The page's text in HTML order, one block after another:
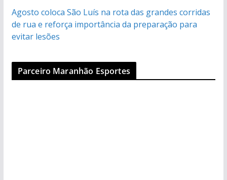
Agosto coloca São Luís na rota das grandes corridas
de rua e reforça importância da preparação para
evitar lesões
Parceiro Maranhão Esportes